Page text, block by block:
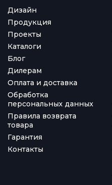
Дизайн
Продукция
Проекты
Каталоги
Блог
Дилерам
Оплата и доставка
Обработка
персональных данных
Правила возврата
товара
Гарантия
Контакты